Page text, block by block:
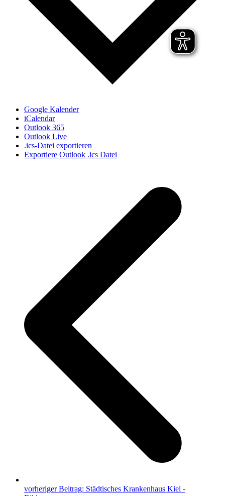
Google Kalender
iCalendar
Outlook 365
Outlook Live
.ics-Datei exportieren
Exportiere Outlook .ics Datei
vorheriger Beitrag: Städtisches Krankenhaus Kiel -